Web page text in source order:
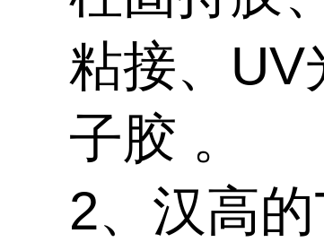
粘接、UV
子胶 。
2、汉高